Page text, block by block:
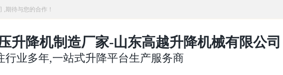
,期待与您的合作！
升降机制造厂家-山东高越升降机械有限公司
行业多年,一站式升降平台生产服务商